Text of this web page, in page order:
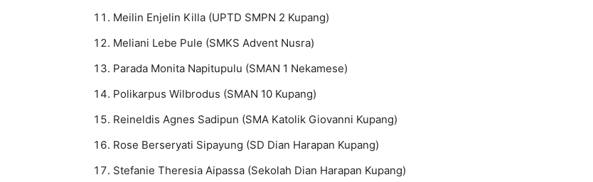
Meilin Enjelin Killa (UPTD SMPN 2 Kupang)
Meliani Lebe Pule (SMKS Advent Nusra)
Parada Monita Napitupulu (SMAN 1 Nekamese)
Polikarpus Wilbrodus (SMAN 10 Kupang)
Reineldis Agnes Sadipun (SMA Katolik Giovanni Kupang)
Rose Berseryati Sipayung (SD Dian Harapan Kupang)
Stefanie Theresia Aipassa (Sekolah Dian Harapan Kupang)